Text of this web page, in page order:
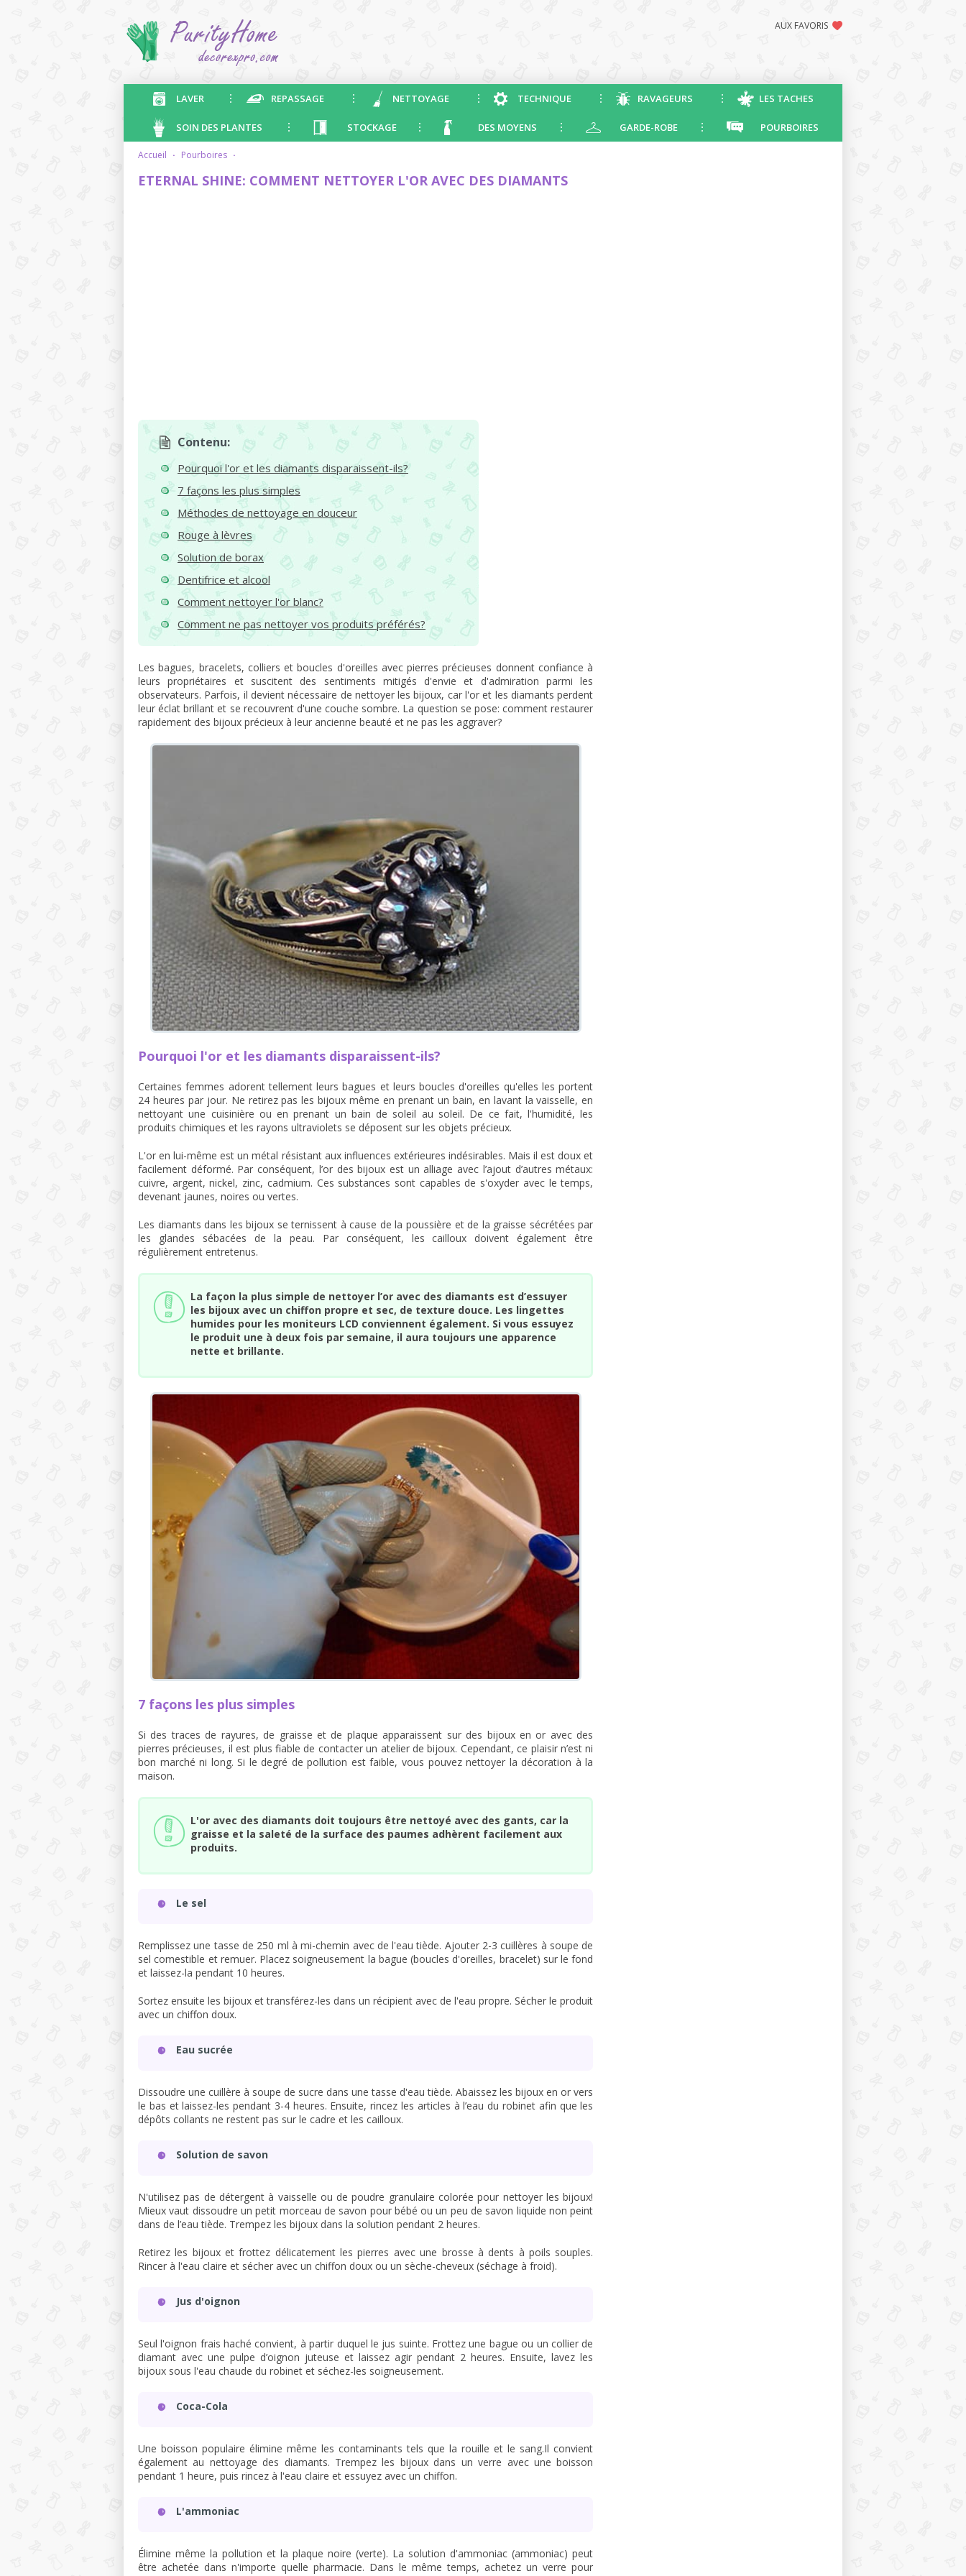
AUX FAVORIS
LAVER REPASSAGE NETTOYAGE TECHNIQUE RAVAGEURS LES TACHES
SOIN DES PLANTES STOCKAGE DES MOYENS GARDE-ROBE POURBOIRES
accueil · pourboires ·
ETERNAL SHINE: COMMENT NETTOYER L'OR AVEC DES DIAMANTS
Contenu:
Pourquoi l'or et les diamants disparaissent-ils?
7 façons les plus simples
Méthodes de nettoyage en douceur
Rouge à lèvres
Solution de borax
Dentifrice et alcool
Comment nettoyer l'or blanc?
Comment ne pas nettoyer vos produits préférés?
Les bagues, bracelets, colliers et boucles d'oreilles avec pierres précieuses donnent confiance à
leurs propriétaires et suscitent des sentiments mitigés d'envie et d'admiration parmi les
observateurs. Parfois, il devient nécessaire de nettoyer les bijoux, car l'or et les diamants perdent
leur éclat brillant et se recouvrent d'une couche sombre. La question se pose: comment restaurer
rapidement des bijoux précieux à leur ancienne beauté et ne pas les aggraver?
Pourquoi l'or et les diamants disparaissent-ils?
Certaines femmes adorent tellement leurs bagues et leurs boucles d'oreilles qu'elles les portent
24 heures par jour. Ne retirez pas les bijoux même en prenant un bain, en lavant la vaisselle, en
nettoyant une cuisinière ou en prenant un bain de soleil au soleil. De ce fait, l'humidité, les
produits chimiques et les rayons ultraviolets se déposent sur les objets précieux.
L'or en lui-même est un métal résistant aux influences extérieures indésirables. Mais il est doux et
facilement déformé. Par conséquent, l’or des bijoux est un alliage avec l’ajout d’autres métaux:
cuivre, argent, nickel, zinc, cadmium. Ces substances sont capables de s'oxyder avec le temps,
devenant jaunes, noires ou vertes.
Les diamants dans les bijoux se ternissent à cause de la poussière et de la graisse sécrétées par
les glandes sébacées de la peau. Par conséquent, les cailloux doivent également être
régulièrement entretenus.
La façon la plus simple de nettoyer l’or avec des diamants est d’essuyer
les bijoux avec un chiffon propre et sec, de texture douce. Les lingettes
humides pour les moniteurs LCD conviennent également. Si vous essuyez
le produit une à deux fois par semaine, il aura toujours une apparence
nette et brillante.
7 façons les plus simples
Si des traces de rayures, de graisse et de plaque apparaissent sur des bijoux en or avec des
pierres précieuses, il est plus fiable de contacter un atelier de bijoux. Cependant, ce plaisir n’est ni
bon marché ni long. Si le degré de pollution est faible, vous pouvez nettoyer la décoration à la
maison.
L'or avec des diamants doit toujours être nettoyé avec des gants, car la
graisse et la saleté de la surface des paumes adhèrent facilement aux
produits.
Le sel
Remplissez une tasse de 250 ml à mi-chemin avec de l'eau tiède. Ajouter 2-3 cuillères à soupe de
sel comestible et remuer. Placez soigneusement la bague (boucles d'oreilles, bracelet) sur le fond
et laissez-la pendant 10 heures.
Sortez ensuite les bijoux et transférez-les dans un récipient avec de l'eau propre. Sécher le produit
avec un chiffon doux.
Eau sucrée
Dissoudre une cuillère à soupe de sucre dans une tasse d'eau tiède. Abaissez les bijoux en or vers
le bas et laissez-les pendant 3-4 heures. Ensuite, rincez les articles à l’eau du robinet afin que les
dépôts collants ne restent pas sur le cadre et les cailloux.
Solution de savon
N'utilisez pas de détergent à vaisselle ou de poudre granulaire colorée pour nettoyer les bijoux!
Mieux vaut dissoudre un petit morceau de savon pour bébé ou un peu de savon liquide non peint
dans de l’eau tiède. Trempez les bijoux dans la solution pendant 2 heures.
Retirez les bijoux et frottez délicatement les pierres avec une brosse à dents à poils souples.
Rincer à l'eau claire et sécher avec un chiffon doux ou un sèche-cheveux (séchage à froid).
Jus d'oignon
Seul l'oignon frais haché convient, à partir duquel le jus suinte. Frottez une bague ou un collier de
diamant avec une pulpe d’oignon juteuse et laissez agir pendant 2 heures. Ensuite, lavez les
bijoux sous l'eau chaude du robinet et séchez-les soigneusement.
Coca-Cola
Une boisson populaire élimine même les contaminants tels que la rouille et le sang.Il convient
également au nettoyage des diamants. Trempez les bijoux dans un verre avec une boisson
pendant 1 heure, puis rincez à l'eau claire et essuyez avec un chiffon.
L'ammoniac
Élimine même la pollution et la plaque noire (verte). La solution d'ammoniac (ammoniac) peut
être achetée dans n'importe quelle pharmacie. Dans le même temps, achetez un verre pour